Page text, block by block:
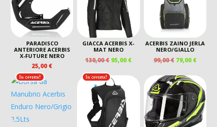
PARADISCO
ANTERIORE ACERBIS
X-FUTURE NERO
25,00€
GIACCA ACERBIS X-
MAT NERO
130,00€ IL
ORIGINALE
ERA:
130,00 €.
95,00€IL
ATTUALE
95,00 €.
ACERBIS ZAINO JERLA
NERO/GIALLO
99,00€ IL
ORIGINALE
ERA:
99,00 €.
79,00€IL
È:
79,00
In offerta! In offerta!